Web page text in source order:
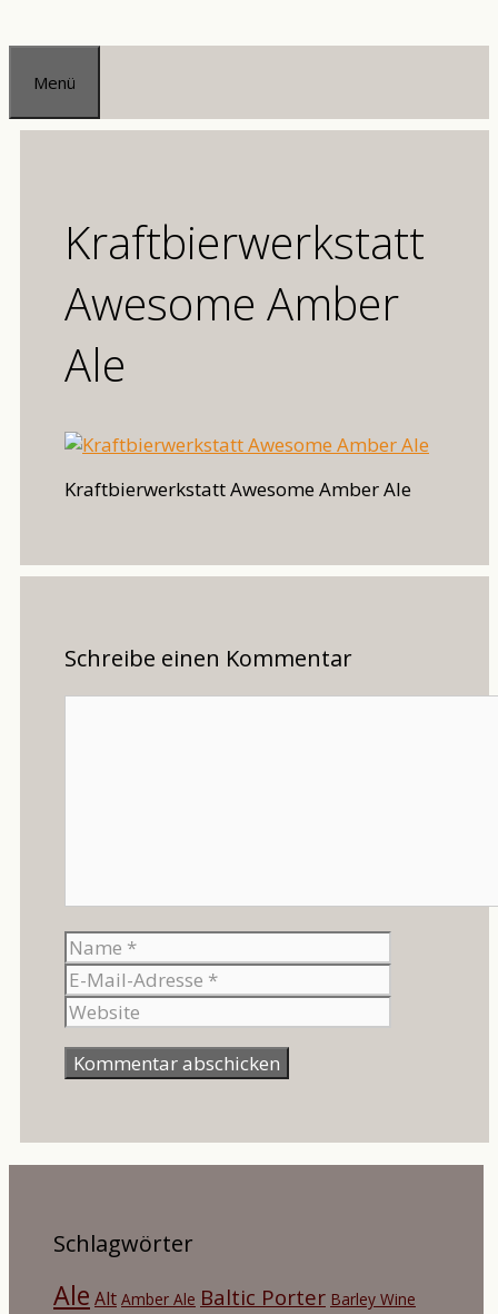
Zum
Inhalt
springen
Menü
Kraftbierwerkstatt
Awesome Amber
Ale
Kraftbierwerkstatt Awesome Amber Ale
Schreibe einen Kommentar
Name
Mail-
Adresse
Schlagwörter
Ale Alt Amber Ale Baltic Porter Barley Wine